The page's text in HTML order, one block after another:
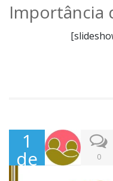
Importância
1
de 0